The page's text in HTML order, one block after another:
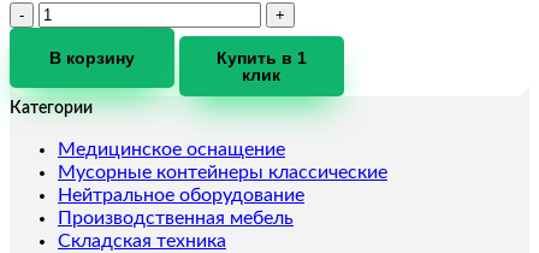
Количество
Самоходный
SDR
В корзину
Купить в 1
клик
Категории
Медицинское оснащение
Мусорные контейнеры классические
Нейтральное оборудование
Производственная мебель
Складская техника